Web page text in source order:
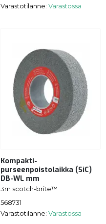
Varastotilanne: Varastossa
Kompakti-
purseenpoistolaikka (SiC)
DB-WL mm
3m scotch-brite™
568731
Varastotilanne: Varastossa